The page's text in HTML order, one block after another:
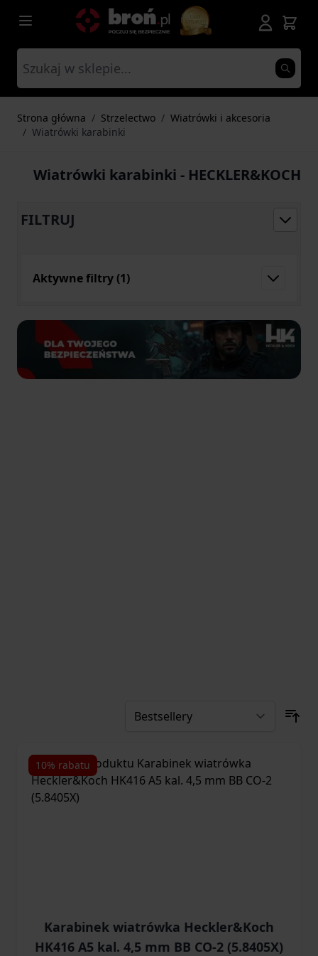
Przejdź do treści
Strona główna / Strzelectwo / Wiatrówki i akcesoria
/ Wiatrówki karabinki
Wiatrówki karabinki - HECKLER&KOCH
FILTRUJ
Aktywne filtry (1)
10% rabatu
Karabinek wiatrówka Heckler&Koch
HK416 A5 kal. 4,5 mm BB CO-2 (5.8405X)